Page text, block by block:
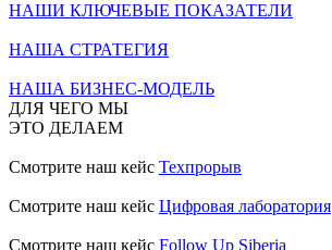
НАШИ КЛЮЧЕВЫЕ ПОКАЗАТЕЛИ
НАША СТРАТЕГИЯ
НАША БИЗНЕС-МОДЕЛЬ
ДЛЯ ЧЕГО МЫ
ЭТО ДЕЛАЕМ
Смотрите наш кейс Техпрорыв
Смотрите наш кейс Цифровая лаборатория
Смотрите наш кейс Follow Up Siberia